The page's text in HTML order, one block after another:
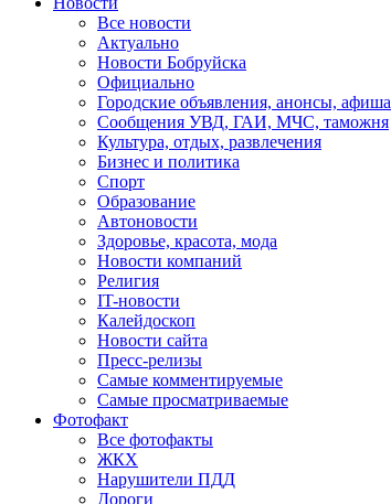
Все новости
Актуально
Новости Бобруйска
Официально
Городские объявления, анонсы, афиша
Сообщения УВД, ГАИ, МЧС, таможня
Культура, отдых, развлечения
Бизнес и политика
Спорт
Образование
Автоновости
Здоровье, красота, мода
Новости компаний
Религия
IT-новости
Калейдоскоп
Новости сайта
Пресс-релизы
Самые комментируемые
Самые просматриваемые
Фотофакт
Все фотофакты
ЖКХ
Нарушители ПДД
Дороги